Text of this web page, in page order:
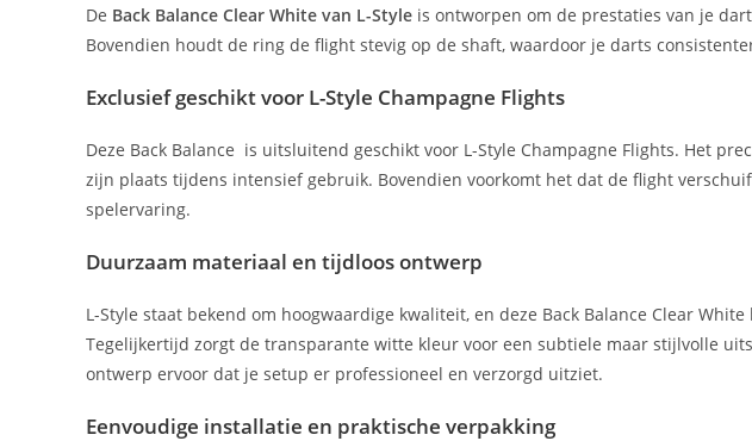
De Back Balance Clear White van L-Style is ontworpen om de prestaties van je
Bovendien houdt de ring de flight stevig op de shaft, waardoor je darts
Exclusief geschikt voor L-Style Champagne Flights
Deze Back Balance is uitsluitend geschikt voor L-Style Champagne Flights. Het
zijn plaats tijdens intensief gebruik. Bovendien voorkomt het dat de flight
spelervaring.
Duurzaam materiaal en tijdloos ontwerp
L-Style staat bekend om hoogwaardige kwaliteit, en deze Back Balance Clear
Tegelijkertijd zorgt de transparante witte kleur voor een subtiele maar stijlvolle
ontwerp ervoor dat je setup er professioneel en verzorgd uitziet.
Eenvoudige installatie en praktische verpakking